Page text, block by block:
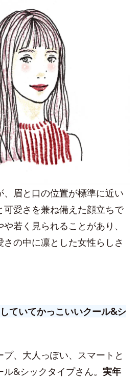
眉と口の位置が標準に近い
可愛さを兼ね備えた顔立ちで
若く見られることがあり、
の中に凛とした女性らしさ
ていてかっこいいクール&シ
、大人っぽい、スマートと
&シックタイプさん。 実年